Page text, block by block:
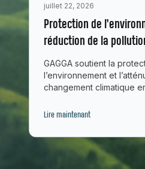
juillet 22, 2026
Protection de
réduction de la
GAGGA soutient la
l’environnement et
changement climatique
Lire maintenant